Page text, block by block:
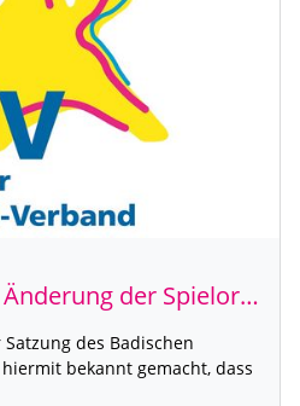
Bekanntmachung Änderung der Spielordnung
des Badischen
bekannt gemacht, dass